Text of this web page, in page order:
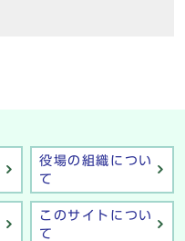
役場の組織につい
て
このサイトについ
て